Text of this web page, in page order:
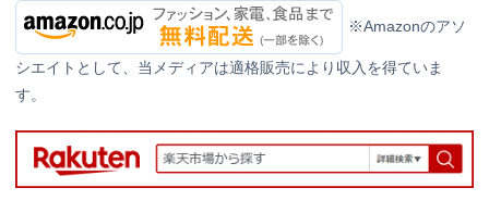
※Amazonのアソ
シエイトとして、当メディアは適格販売により収入を得ていま
す。